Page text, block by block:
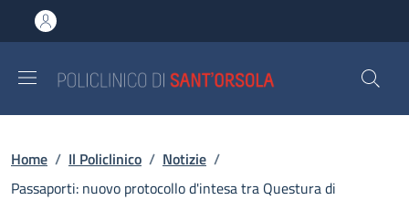
al contenuto principale
to footer content
Briciole di pane
Home / Il Policlinico / Notizie /
Passaporti: nuovo protocollo d'intesa tra Questura di